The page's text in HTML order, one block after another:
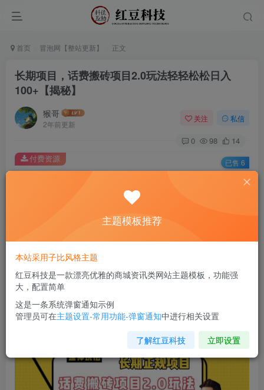
首页 冒泡网【整站更新】 正文
长期项目，话费搬砖项目2.0玩法轻轻松松日入
100+【揭秘】
猴哥
2年前更新
关注 私信
0 98 14
此内容为付费资源，请付费后查看
￥9.9
您当前未登录！建议登陆后购买，可保存购买订单
付费资源 已售 6
长期项目，话费搬砖项目2.0玩法轻轻松松日入100+【揭秘】
主题模板推荐
本站采用子比风格主题
红豆科技是一款漂亮优雅的商城资讯类网站主题模板，功能强
大，配置简单
这是一条系统弹窗通知示例
管理员可在主题设置-常用功能-弹窗通知中进行相关设置
了解红豆科技 立即设置